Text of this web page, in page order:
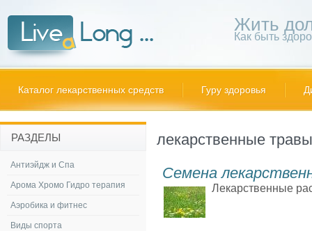
Жить
Как быть
Каталог лекарственных средств Гуру здоровья
лекарственные травы
Семена
Лекарственные
РАЗДЕЛЫ
Антиэйдж и Спа
Арома Хромо Гидро терапия
Аэробика и фитнес
Виды спорта